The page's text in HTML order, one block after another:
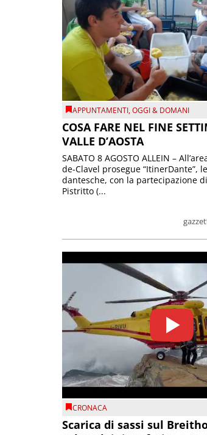
APPUNTAMENTI,OGGI & DOMANI
COSA FARE NEL FINE
VALLE D’AOSTA
SABATO 8 AGOSTO ALLEIN –
de-Clavel prosegue “ItinerDante”,
dantesche, con la partecipazione
Pistritto (...
CRONACA
Scarica di sassi sul